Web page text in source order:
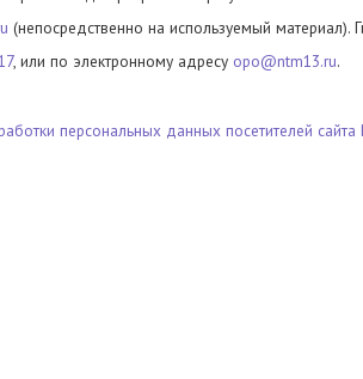
(непосредственно на используемый материал).
, или по электронному адресу opo@ntm13.ru.
персональных данных посетителей